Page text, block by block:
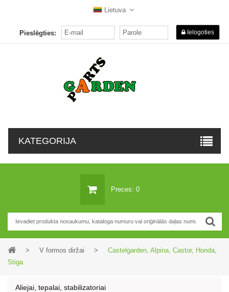
Lietuva
Pieslēgties: Ielogoties
KATEGORIJA
Preces: 0
> V formos diržai >
Castelgarden, Alpina, Castor, Honda,
Stiga
Aliejai, tepalai, stabilizatoriai